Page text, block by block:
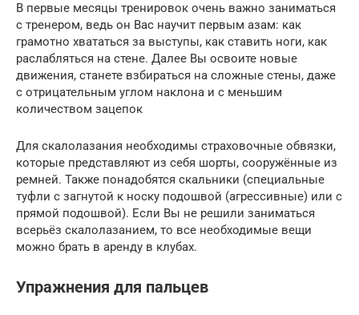
В первые месяцы тренировок очень важно заниматься
с тренером, ведь он Вас научит первым азам: как
грамотно хвататься за выступы, как ставить ноги, как
раслабляться на стене. Далее Вы освоите новые
движения, станете взбираться на сложные стены, даже
с отрицательным углом наклона и с меньшим
количеством зацепок
Для скалолазания необходимы страховочные обвязки,
которые представляют из себя шорты, сооружённые из
ремней. Также понадобятся скальники (специальные
туфли с загнутой к носку подошвой (агрессивные) или с
прямой подошвой). Если Вы не решили заниматься
всерьёз скалолазанием, то все необходимые вещи
можно брать в аренду в клубах.
Упражнения для пальцев